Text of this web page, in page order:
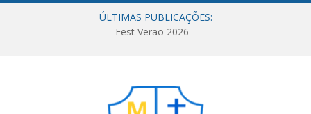
ÚLTIMAS PUBLICAÇÕES:
Fest Verão 2026